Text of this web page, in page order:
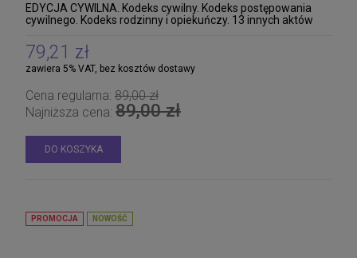
EDYCJA CYWILNA. Kodeks cywilny. Kodeks postępowania
cywilnego. Kodeks rodzinny i opiekuńczy. 13 innych aktów
79,21 zł
zawiera 5% VAT, bez kosztów dostawy
Cena regularna: 89,00 zł
Najniższa cena: 89,00 zł
DO KOSZYKA
PROMOCJA NOWOŚĆ